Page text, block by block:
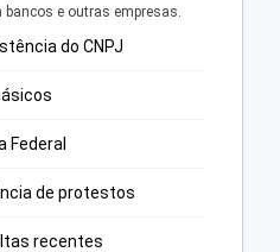
e outras empresas.
do CNPJ
Federal
de protestos
recentes